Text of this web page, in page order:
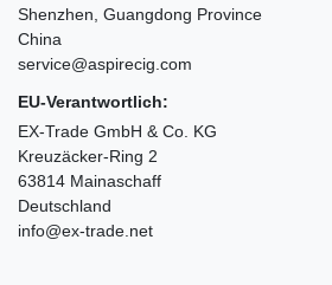
Shenzhen, Guangdong Province
China
service@aspirecig.com
EU-Verantwortlich:
EX-Trade GmbH & Co. KG
Kreuzäcker-Ring 2
63814 Mainaschaff
Deutschland
info@ex-trade.net